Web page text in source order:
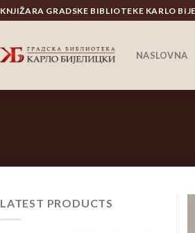
KNJIŽARA GRADSKE BIBLIOTEKE KARLO
NASLOVNA
LATEST PRODUCTS